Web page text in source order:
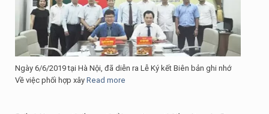
Ngày 6/6/2019 tại Hà Nội, đã diễn ra Lễ Ký kết Biên bản ghi nhớ
Về việc phối hợp xây Read more